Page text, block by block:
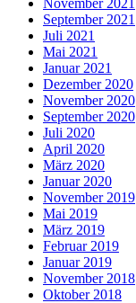
November 2021
September 2021
Juli 2021
Mai 2021
Januar 2021
Dezember 2020
November 2020
September 2020
Juli 2020
April 2020
März 2020
Januar 2020
November 2019
Mai 2019
März 2019
Februar 2019
Januar 2019
November 2018
Oktober 2018